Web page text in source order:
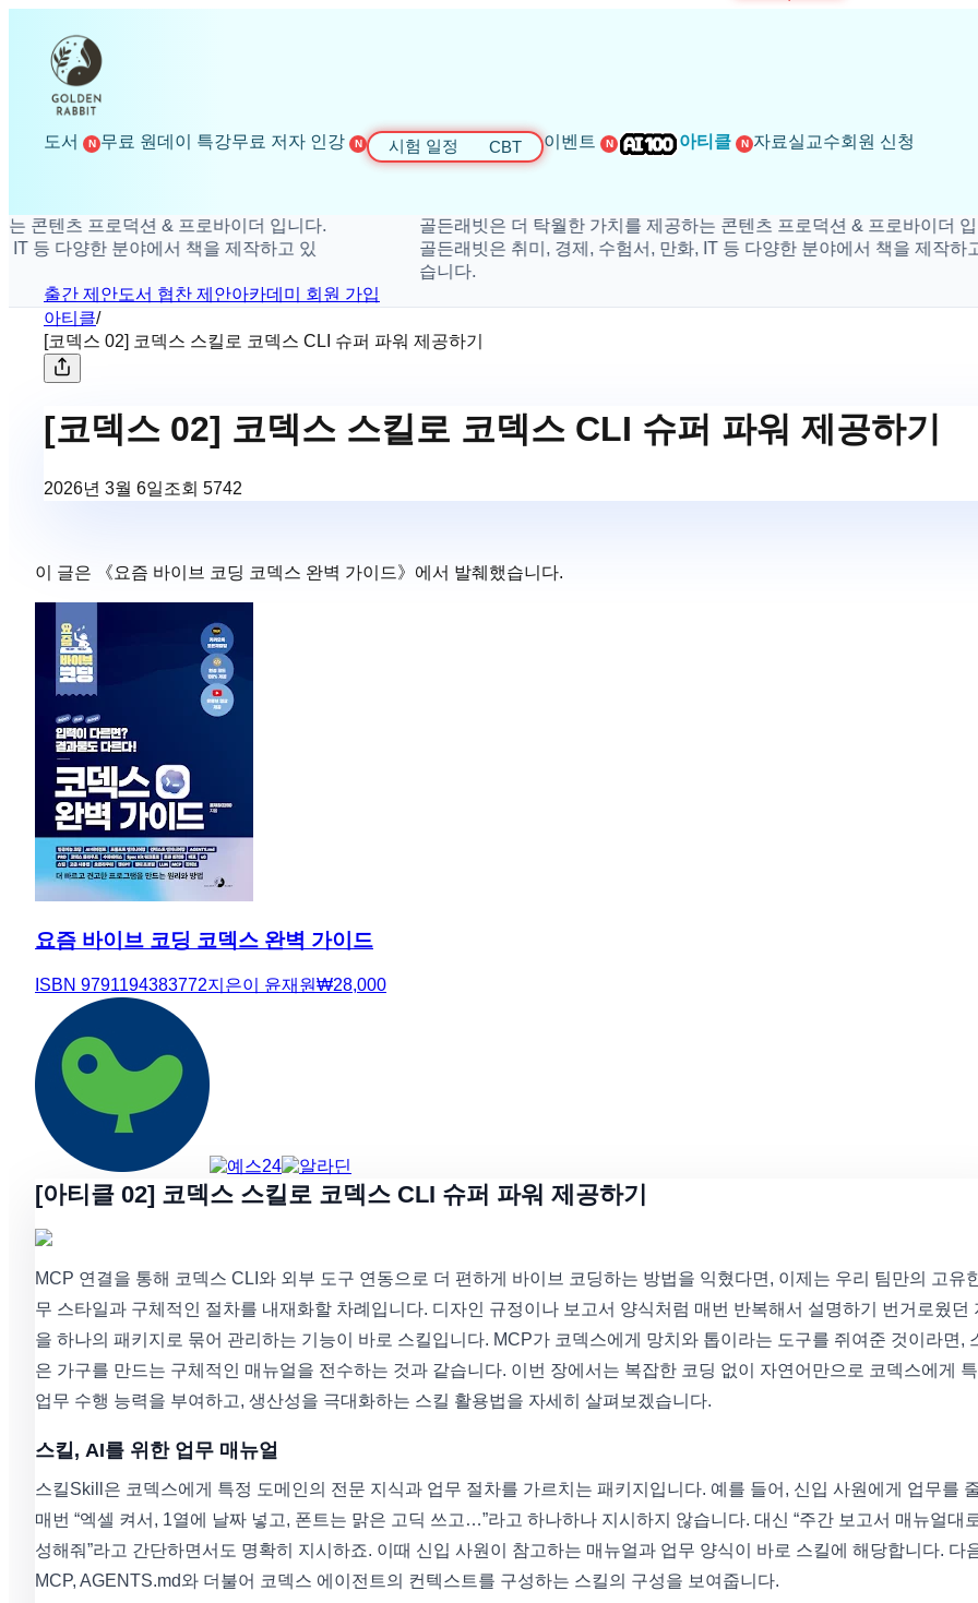
도서 N 무료 원데이 특강무료 저자 인강 N 시험 일정 CBT 이벤트 N 아티클 N 자료실 교수회원 신청
츠 프로덕션 & 프로바이더 입니다.
양한 분야에서 책을 제작하고 있
골든래빗은 더 탁월한 가치를 제공하는 콘텐츠 프로덕션 & 프로바이더 입니다.
골든래빗은 취미, 경제, 수험서, 만화, IT 등 다양한 분야에서 책을 제작하고 있
습니다.
출간 제안도서 협찬 제안아카데미 회원 가입
아티클/
[코덱스 02] 코덱스 스킬로 코덱스 CLI 슈퍼 파워 제공하기
[코덱스 02] 코덱스 스킬로 코덱스 CLI 슈퍼 파워 제공하기
2026년 3월 6일조회 5742
이 글은 《요즘 바이브 코딩 코덱스 완벽 가이드》에서 발췌했습니다.
요즘 바이브 코딩 코덱스 완벽 가이드
ISBN 9791194383772지은이 윤재원₩28,000
[아티클 02] 코덱스 스킬로 코덱스 CLI 슈퍼 파워 제공하기
MCP 연결을 통해 코덱스 CLI와 외부 도구 연동으로 더 편하게 바이브 코딩하는 방법을 익혔다면, 이제는 우리 팀만의 고유
무 스타일과 구체적인 절차를 내재화할 차례입니다. 디자인 규정이나 보고서 양식처럼 매번 반복해서 설명하기 번거로웠던
을 하나의 패키지로 묶어 관리하는 기능이 바로 스킬입니다. MCP가 코덱스에게 망치와 톱이라는 도구를 쥐여준 것이라면,
은 가구를 만드는 구체적인 매뉴얼을 전수하는 것과 같습니다. 이번 장에서는 복잡한 코딩 없이 자연어만으로 코덱스에게
업무 수행 능력을 부여하고, 생산성을 극대화하는 스킬 활용법을 자세히 살펴보겠습니다.
스킬, AI를 위한 업무 매뉴얼
스킬Skill은 코덱스에게 특정 도메인의 전문 지식과 업무 절차를 가르치는 패키지입니다. 예를 들어, 신입 사원에게 업무를
매번 “엑셀 켜서, 1열에 날짜 넣고, 폰트는 맑은 고딕 쓰고…”라고 하나하나 지시하지 않습니다. 대신 “주간 보고서 매뉴얼대
성해줘”라고 간단하면서도 명확히 지시하죠. 이때 신입 사원이 참고하는 매뉴얼과 업무 양식이 바로 스킬에 해당합니다. 다
MCP, AGENTS.md와 더불어 코덱스 에이전트의 컨텍스트를 구성하는 스킬의 구성을 보여줍니다.